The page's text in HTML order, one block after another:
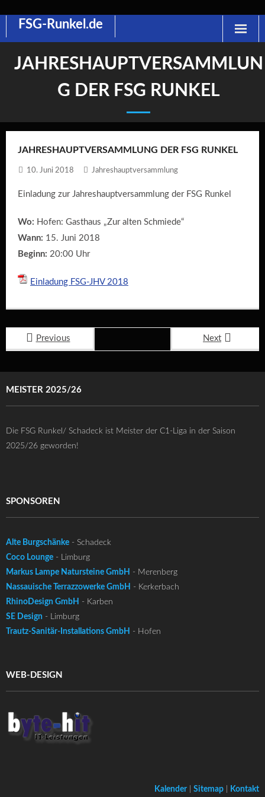
to
content
FSG-Runkel.de
JAHRESHAUPTVERSAMMLUN
G DER FSG RUNKEL
JAHRESHAUPTVERSAMMLUNG DER FSG RUNKEL
10. Juni 2018 Jahreshauptversammlung
Einladung zur Jahreshauptversammlung der FSG Runkel
Wo: Hofen: Gasthaus „Zur alten Schmiede“
Wann: 15. Juni 2018
Beginn: 20:00 Uhr
Einladung FSG-JHV 2018
Previous Next
MEISTER 2025/26
Die FSG Runkel/ Schadeck ist Meister der C1-Liga in der Saison
2025/26 geworden!
SPONSOREN
Alte Burgschänke - Schadeck
Coco Lounge - Limburg
Markus Lampe Natursteine GmbH - Merenberg
Nassauische Terrazzowerke GmbH - Kerkerbach
RhinoDesign GmbH - Karben
SE Design - Limburg
Trautz-Sanitär-Installations GmbH - Hofen
WEB-DESIGN
Kalender| Sitemap Kontakt